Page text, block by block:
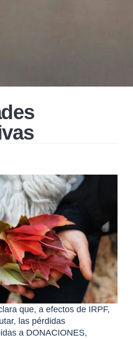
que, a efectos de IRPF,
las pérdidas
a DONACIONES,